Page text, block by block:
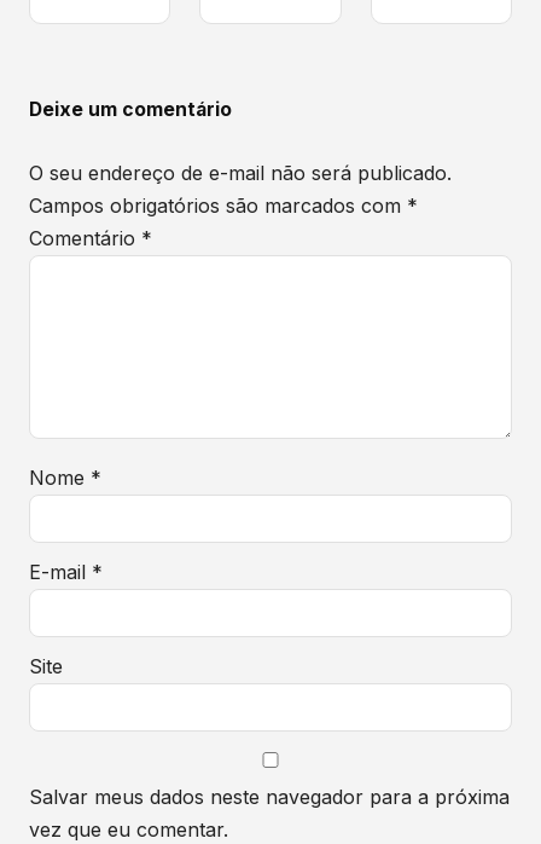
deve ter...
empresa
escolha
de
alimentos
deliciosos;
Deixe um comentário
O seu endereço de e-mail não será publicado.
Campos obrigatórios são marcados com *
Comentário *
Nome *
E-mail *
Site
Salvar meus dados neste navegador para a próxima
vez que eu comentar.